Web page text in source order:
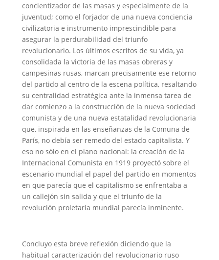
concientizador de las masas y especialmente de la
juventud; como el forjador de una nueva conciencia
civilizatoria e instrumento imprescindible para
asegurar la perdurabilidad del triunfo
revolucionario. Los últimos escritos de su vida, ya
consolidada la victoria de las masas obreras y
campesinas rusas, marcan precisamente ese retorno
del partido al centro de la escena política, resaltando
su centralidad estratégica ante la inmensa tarea de
dar comienzo a la construcción de la nueva sociedad
comunista y de una nueva estatalidad revolucionaria
que, inspirada en las enseñanzas de la Comuna de
París, no debía ser remedo del estado capitalista. Y
eso no sólo en el plano nacional: la creación de la
Internacional Comunista en 1919 proyectó sobre el
escenario mundial el papel del partido en momentos
en que parecía que el capitalismo se enfrentaba a
un callejón sin salida y que el triunfo de la
revolución proletaria mundial parecía inminente.
Concluyo esta breve reflexión diciendo que la
habitual caracterización del revolucionario ruso